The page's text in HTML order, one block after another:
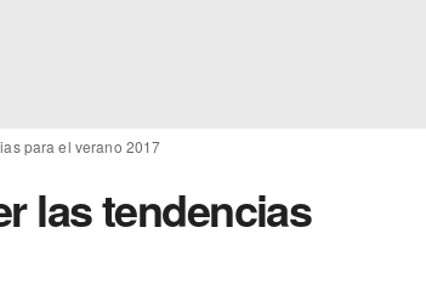
para el verano 2017
las tendencias